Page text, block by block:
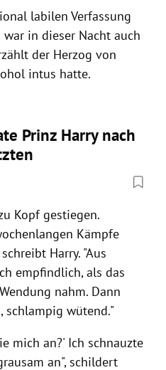
labilen Verfassung
war in dieser Nacht auch
der Herzog von
intus hatte.
Prinz Harry nach
Kopf gestiegen.
Kämpfe
Harry. "Aus
empfindlich, als das
nahm. Dann
schlampig wütend."
mich an?' Ich schnauzte
an", schildert